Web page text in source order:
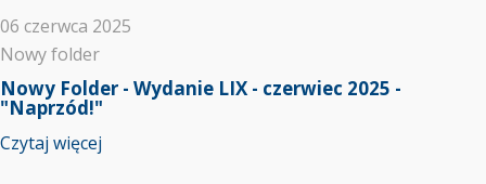
06 czerwca 2025
Nowy folder
Nowy Folder - Wydanie LIX - czerwiec 2025 -
"Naprzód!"
Czytaj więcej